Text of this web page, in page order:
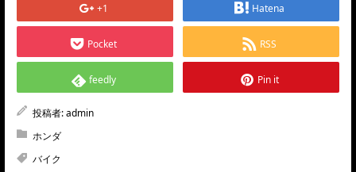
+1 Hatena
Pocket RSS
feedly Pin it
投稿者:admin
ホンダ
バイク